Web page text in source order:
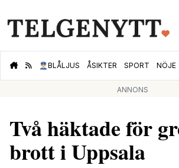
👮🏻‍♂️BLÅLJUS ÅSIKTER SPORT NÖJE
ANNONS
Två häktade för
brott i Uppsala